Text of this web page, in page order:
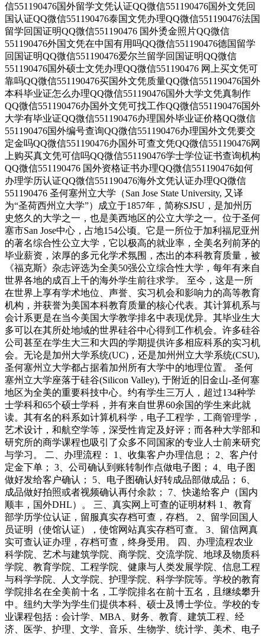
信551190476国外留学文凭认证QQ微信551190476国外文凭回
国认证QQ微信551190476泰国文凭办理QQ微信551190476法国
留学回国证明QQ微信551190476 国外烫金照片QQ微信
551190476外国文凭在中国有用吗QQ微信551190476德国留学
回国证明QQ微信551190476爱尔兰留学回国证明QQ微信
551190476国外硕士文凭办理QQ微信551190476 网上买文凭可
靠吗QQ微信551190476买国外文凭质量QQ微信551190476国外
本科毕业证怎么办理QQ微信551190476国外大学文凭真制作
QQ微信551190476办国外文凭可找工作QQ微信551190476国外
大学有毕业证QQ微信551190476办理国外毕业证价格QQ微信
551190476国外编号查询QQ微信551190476办理国外文凭要交
定金吗QQ微信551190476办国外可查文凭QQ微信551190476网
上购买真文凭可信吗QQ微信551190476学士学位证书查询机构
QQ微信551190476 国外资格证书办理QQ微信551190476如何
办理学历认证QQ微信551190476海外文凭认证办理QQ微信
551190476 圣何塞州立大学（San Jose State University, 又译
为“圣荷西州立大学”）成立于1857年，简称SJSU，是加州历
史悠久的大学之一，也是美西地区的公立大学之一。位于圣何
塞市San Jose中心，占地154公顷。它是一所位于加利福尼亚州
的著名综合性公立大学，它以极高的就业率，全美名列前茅的
毕业薪资，浓厚的多元化学术氛围，杰出的本科教育质量，被
《福克斯》杂志评选为全美50强公立综合性大学，每年有来自
世界各地的成百上千的海外学生前往求学。 至今，这是一所
在世界上享有学术地位、声誉、实习机会和影响力的高等教育
机构，并获誉为美国本科教育质量的核心代表。其计算机系与
会计系更是在当今美国大学教学排名中表现优异。其毕业生大
多可以在其所处地域的世界硅谷中心得到工作机会。许多硅谷
公司甚至在学生大三和大四的学期提供许多相应科系的实习机
会。无论是加州大学系统(UC)，还是加州州立大学系统(CSU),
圣何塞州立大学都占据着加州所有大学中的地理位置。 圣何
塞州立大学座落于硅谷(Silicon Valley), 于附近的旧金山-圣何塞
地区为全美的重要科技中心。约有学生三万人，超过134种学
士学科和65个硕士学科，并有来自世界60余国的学生来此就
读。其有名的科系如计算机科学，电子工程学，工商管理学，
艺术设计，和航空学等，深受性肯定及好评；而各种大学部和
研究所的商学课程也吸引了众多不同国家的专业人士前来研究
与学习。 二、办理流程： 1、收集客户办理信息； 2、客户付
定金下单； 3、公司确认到账转制作点做电子图； 4、电子图
做好发给客户确认； 5、电子图确认好转成品部做成品； 6、
成品做好拍照或者视频确认再付余款； 7、快递给客户（国内
顺丰，国外DHL）。 三、真实网上可查的证明材料 1、教育
部学历学位认证，留服真实存档可查，存档。 2、留学回国人
员证明（使馆认证），使馆网站真实存档可查。 3、留信网真
实可查认证办理，存档可查，终身受用。 四、办理流程农业
科学院、艺术与建筑学院、商学院、交流学院、地球及物质科
学院、教育学院、工程学院、健康与人类发展学院、信息工程
与科学学院、人文学院、护理学院、科学学院等。学校的教育
学院排名在全美前十名，工学院排名在前十五名，且继续攀升
中。纽约大学为学生们提供本科、硕士及博士学位。学校的专
业课程包括：会计学、MBA、财务、教育、建筑工程、经
济、医学、护理、文学、音乐、生物学、统计学、美术、电子